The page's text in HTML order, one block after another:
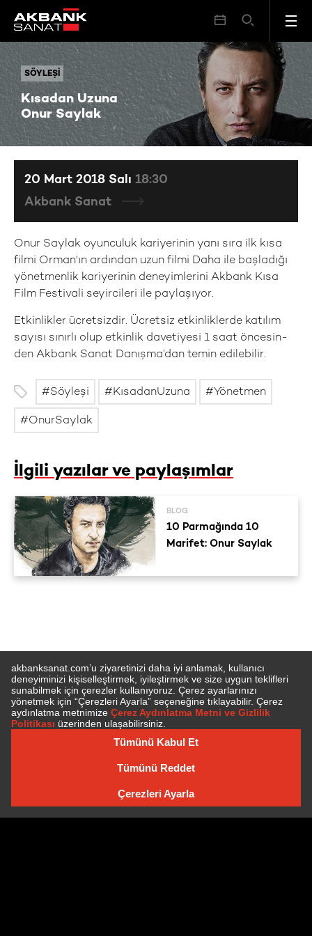
SÖYLEŞI
Kısadan Uzuna
Onur Saylak
SÖYLEŞI Kısadan Uzuna Onur Saylak
Onur Saylak oyunculuk kariyerinin yanı sıra ilk kısa
filmi Orman'ın ardından uzun filmi Daha ile başladığı
yönetmenlik kariyerinin deneyimlerini Akbank Kısa
Film Festivali seyircileri ile paylaşıyor.
Etkinlikler ücretsizdir. Ücretsiz etkinliklerde katılım
sayısı sınırlı olup etkinlik davetiyesi 1 saat öncesin-
den Akbank Sanat Danışma’dan temin edilebilir.
Söyleşi KısadanUzuna Yönetmen
OnurSaylak
20 Mart 2018 Salı 18:30
Akbank Sanat
İlgili yazılar ve paylaşımlar
BLOG
10 Parmağında 10
Marifet: Onur Saylak